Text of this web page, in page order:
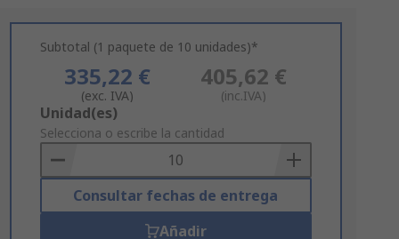
Subtotal (1 paquete de 10 unidades)*
335,22 €
(exc. IVA)
405,62 €
(inc.IVA)
Add
to
Basket
Unidad(es)
Selecciona o escribe la cantidad
Consultar fechas de entrega
Añadir